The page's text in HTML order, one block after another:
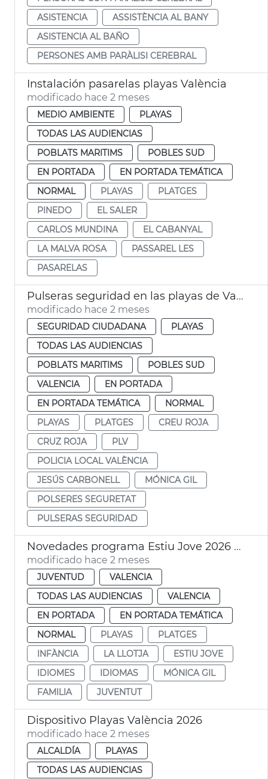
ASISTENCIA
ASSISTÈNCIA AL BANY
ASISTENCIA AL BAÑO
PERSONES AMB PARÀLISI CEREBRAL
Instalación pasarelas playas València
modificado hace 2 meses
MEDIO AMBIENTE
PLAYAS
TODAS LAS AUDIENCIAS
POBLATS MARITIMS
POBLES SUD
EN PORTADA
EN PORTADA TEMÁTICA
NORMAL
PLAYAS
PLATGES
PINEDO
EL SALER
CARLOS MUNDINA
EL CABANYAL
LA MALVA ROSA
PASSAREL LES
PASARELAS
Pulseras seguridad en las playas de València
modificado hace 2 meses
SEGURIDAD CIUDADANA
PLAYAS
TODAS LAS AUDIENCIAS
POBLATS MARITIMS
POBLES SUD
VALENCIA
EN PORTADA
EN PORTADA TEMÁTICA
NORMAL
PLAYAS
PLATGES
CREU ROJA
CRUZ ROJA
PLV
POLICIA LOCAL VALÈNCIA
JESÚS CARBONELL
MÓNICA GIL
POLSERES SEGURETAT
PULSERAS SEGURIDAD
Novedades programa Estiu Jove 2026 València
modificado hace 2 meses
JUVENTUD
VALENCIA
TODAS LAS AUDIENCIAS
VALENCIA
EN PORTADA
EN PORTADA TEMÁTICA
NORMAL
PLAYAS
PLATGES
INFÀNCIA
LA LLOTJA
ESTIU JOVE
IDIOMES
IDIOMAS
MÓNICA GIL
FAMILIA
JUVENTUT
Dispositivo Playas València 2026
modificado hace 2 meses
ALCALDÍA
PLAYAS
TODAS LAS AUDIENCIAS